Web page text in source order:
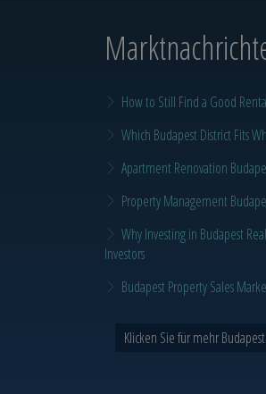
How to Still Find a Good
Which Budapest District Fits
Apartment Renovation
Property Management
Why Investing in Budapest
Investors
Budapest Property Sales
Klicken Sie für mehr